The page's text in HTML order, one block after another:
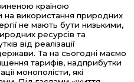
країною
на використання природних
не мають бути низькими,
ресурсів та
від реалізації
Та на сьогодні маємо
тарифів, надприбутки
монополісти, які